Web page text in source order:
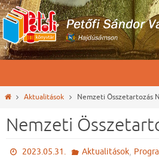
Megszakítás
Otthon
Aktualitások Nemzeti Összetartozás
Nemzeti
2023.05.31. Aktualitások,